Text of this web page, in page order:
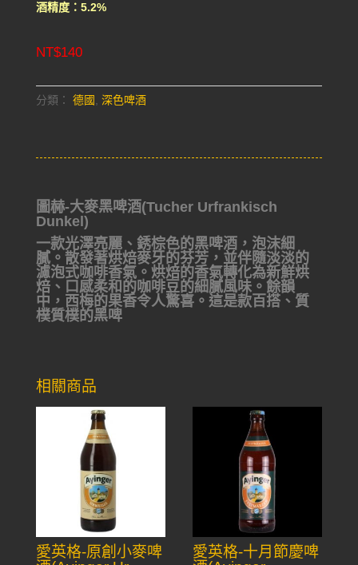
酒精度：5.2%
NT$140
分類： 德國, 深色啤酒
圖赫-大麥黑啤酒(Tucher Urfrankisch
Dunkel)
一款光澤亮麗、銹棕色的黑啤酒，泡沫細
膩。散發著烘焙麥牙的芬芳，並伴隨淡淡的
濾泡式咖啡香氣。烘焙的香氣轉化為新鮮烘
焙、口感柔和的咖啡豆的細膩風味。餘韻
中，西梅的果香令人驚喜。這是款百搭、質
樸質樸的黑啤
相關商品
愛英格-原創小麥啤
愛英格-十月節慶啤